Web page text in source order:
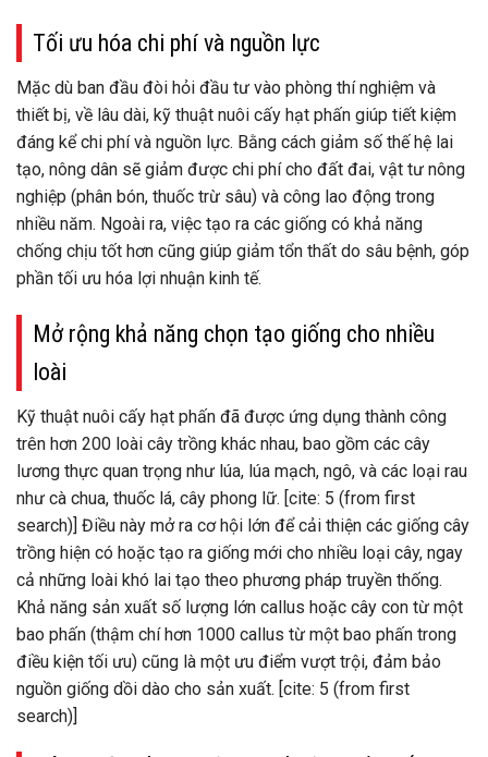
Tối ưu hóa chi phí và nguồn lực
Mặc dù ban đầu đòi hỏi đầu tư vào phòng thí nghiệm và
thiết bị, về lâu dài, kỹ thuật nuôi cấy hạt phấn giúp tiết kiệm
đáng kể chi phí và nguồn lực. Bằng cách giảm số thế hệ lai
tạo, nông dân sẽ giảm được chi phí cho đất đai, vật tư nông
nghiệp (phân bón, thuốc trừ sâu) và công lao động trong
nhiều năm. Ngoài ra, việc tạo ra các giống có khả năng
chống chịu tốt hơn cũng giúp giảm tổn thất do sâu bệnh, góp
phần tối ưu hóa lợi nhuận kinh tế.
Mở rộng khả năng chọn tạo giống cho nhiều
loài
Kỹ thuật nuôi cấy hạt phấn đã được ứng dụng thành công
trên hơn 200 loài cây trồng khác nhau, bao gồm các cây
lương thực quan trọng như lúa, lúa mạch, ngô, và các loại rau
như cà chua, thuốc lá, cây phong lữ. [cite: 5 (from first
search)] Điều này mở ra cơ hội lớn để cải thiện các giống cây
trồng hiện có hoặc tạo ra giống mới cho nhiều loại cây, ngay
cả những loài khó lai tạo theo phương pháp truyền thống.
Khả năng sản xuất số lượng lớn callus hoặc cây con từ một
bao phấn (thậm chí hơn 1000 callus từ một bao phấn trong
điều kiện tối ưu) cũng là một ưu điểm vượt trội, đảm bảo
nguồn giống dồi dào cho sản xuất. [cite: 5 (from first
search)]